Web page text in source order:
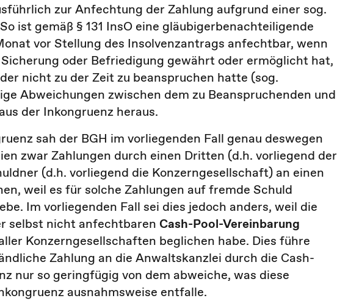
zur Anfechtung der Zahlung aufgrund einer sog.
ist gemäß § 131 InsO eine gläubigerbenachteiligende
vor Stellung des Insolvenzantrags anfechtbar, wenn
oder Befriedigung gewährt oder ermöglicht hat,
nicht zu der Zeit zu beanspruchen hatte (sog.
Abweichungen zwischen dem zu Beanspruchenden und
der Inkongruenz heraus.
sah der BGH im vorliegenden Fall genau deswegen
zwar Zahlungen durch einen Dritten (d.h. vorliegend der
(d.h. vorliegend die Konzerngesellschaft) an einen
weil es für solche Zahlungen auf fremde Schuld
Im vorliegenden Fall sei dies jedoch anders, weil die
selbst nicht anfechtbaren Cash-Pool-Vereinbarung
Konzerngesellschaften beglichen habe. Dies führe
Zahlung an die Anwaltskanzlei durch die Cash-
nur so geringfügig von dem abweiche, was diese
ausnahmsweise entfalle.